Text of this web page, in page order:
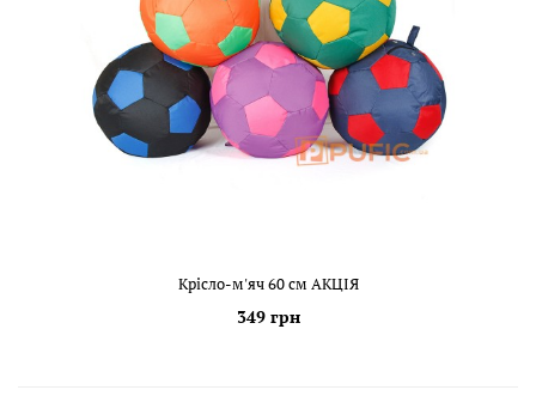
Крісло-м'яч 60 см АКЦІЯ
349 грн